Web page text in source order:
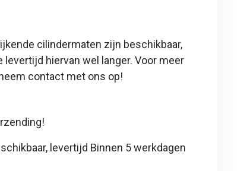
cilindermaten zijn beschikbaar,
levertijd hiervan wel langer. Voor meer
contact met ons op!
levertijd Binnen 5 werkdagen